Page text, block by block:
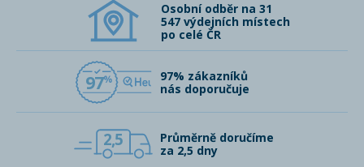
Osobní odběr na 31
547 výdejních místech
po celé ČR
97
97% zákazníků
nás doporučuje
2,5
Průměrně doručíme
za 2,5 dny